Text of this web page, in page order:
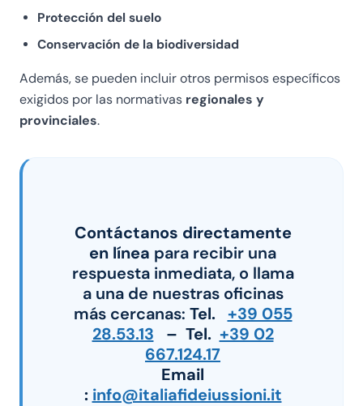
Protección del suelo
Conservación de la biodiversidad
Además, se pueden incluir otros permisos específicos
exigidos por las normativas regionales y
provinciales.
Contáctanos directamente
en línea para recibir una
respuesta inmediata, o llama
a una de nuestras oficinas
más cercanas: Tel. +39 055
28.53.13 – Tel. +39 02
667.124.17
Email
: info@italiafideiussioni.it